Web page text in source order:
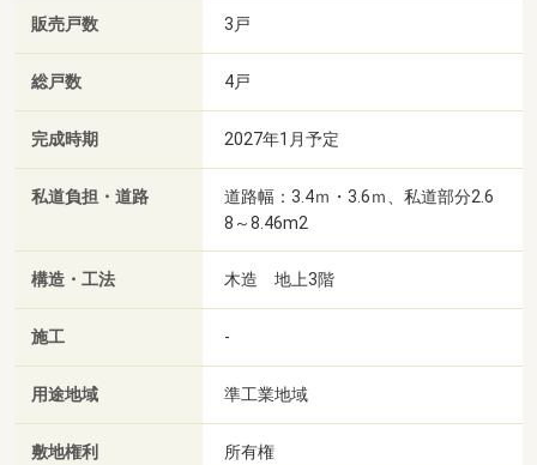
販売戸数 3戸
総戸数 4戸
完成時期 2027年1月予定
私道負担・道路
道路幅：3.4ｍ・3.6ｍ、私道部分2.6
8～8.46m2
構造・工法 木造 地上3階
施工 -
用途地域 準工業地域
敷地権利 所有権